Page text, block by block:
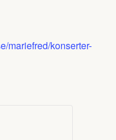
mariefred/konserter-